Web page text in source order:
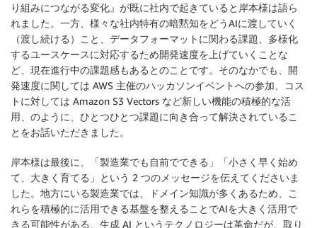
り組みにつながる変化』が既に社内で起きていると岸本様は語ら
れました。一方、様々な社内特有の暗黙知をどうAIに渡していく
（渡し続ける）こと、データフォーマットに関わる課題、多様化
するユースケースに対応するため開発速度を上げていくことな
ど、現在進行中の課題感もあるとのことです。そのなかでも、開
発速度に関しては AWS 主催のハッカソンイベントへの参加、コス
トに対しては Amazon S3 Vectors など新しい機能の積極的な活
用、のように、ひとつひとつ課題に向き合って解決されているこ
とをお話いただきました。
岸本様は最後に、「製造業でも自前でできる」「小さく早く始め
て、大きく育てる」という 2 つのメッセージを伝えてくださいま
した。地方にいる製造業では、ドメイン知識が多くあるため、こ
れらを積極的に活用できる基盤を整えることでAIを大きく活用で
きる可能性がある、生成 AI というテクノロジーは革命だが、取り